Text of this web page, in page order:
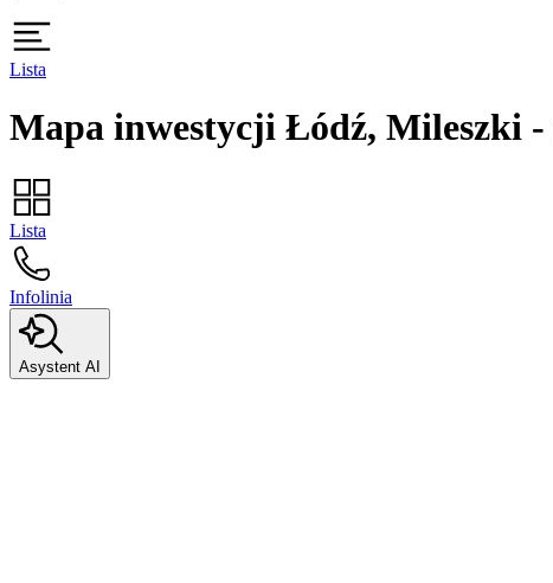
Lista
Mapa inwestycji Łódź, Mileszki -
Lista
Infolinia
Asystent AI